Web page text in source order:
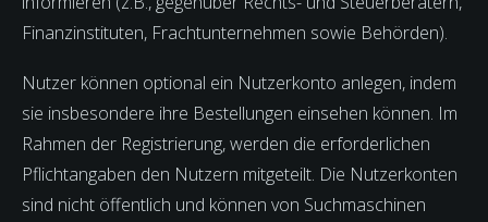
Finanzinstituten, Frachtunternehmen sowie Behörden).
Nutzer können optional ein Nutzerkonto anlegen, indem
sie insbesondere ihre Bestellungen einsehen können. Im
Rahmen der Registrierung, werden die erforderlichen
Pflichtangaben den Nutzern mitgeteilt. Die Nutzerkonten
sind nicht öffentlich und können von Suchmaschinen